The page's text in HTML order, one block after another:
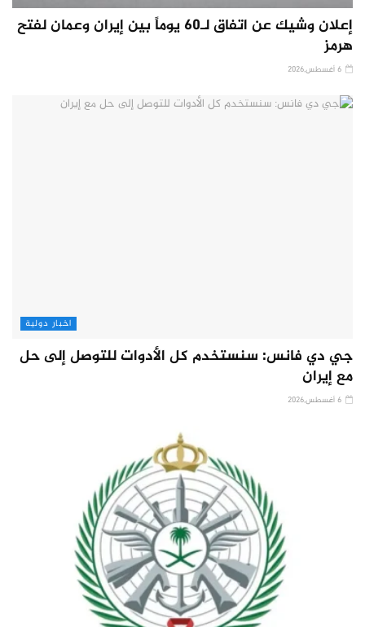
إعلان وشيك عن اتفاق لـ60 يوماً بين إيران وعمان لفتح
هرمز
اخبار دولية
جي دي فانس: سنستخدم كل الأدوات للتوصل إلى حل
مع إيران